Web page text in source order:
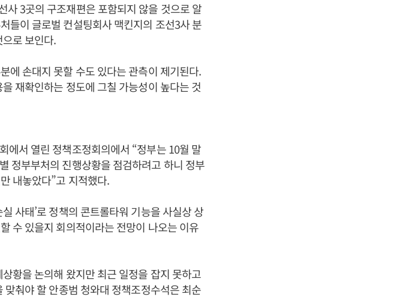
사 3곳의 구조재편은 포함되지 않을 것으로 알
들이 글로벌 컨설팅회사 맥킨지의 조선3사 분
로 보인다.
에 손대지 못할 수도 있다는 관측이 제기된다.
재확인하는 정도에 그칠 가능성이 높다는 것
에서 열린 정책조정회의에서 “정부는 10월 말
정부부처의 진행상황을 점검하려고 하니 정부
내놓았다”고 지적했다.
사태’로 정책의 콘트롤타워 기능을 사실상 상
수 있을지 회의적이라는 전망이 나오는 이유
황을 논의해 왔지만 최근 일정을 잡지 못하고
춰야 할 안종범 청와대 정책조정수석은 최순